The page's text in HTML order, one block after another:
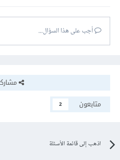
أجب على هذا السؤال...
متابعون
2
اذهب إلى قائمة الأسئلة